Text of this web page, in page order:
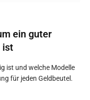
ein guter
ist
ist und welche Modelle
für jeden Geldbeutel.